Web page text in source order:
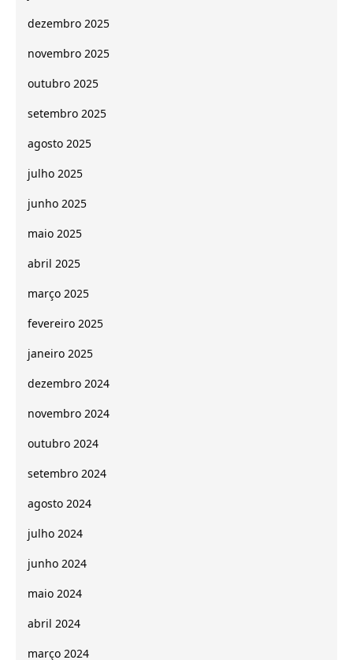
dezembro 2025
novembro 2025
outubro 2025
setembro 2025
agosto 2025
julho 2025
junho 2025
maio 2025
abril 2025
março 2025
fevereiro 2025
janeiro 2025
dezembro 2024
novembro 2024
outubro 2024
setembro 2024
agosto 2024
julho 2024
junho 2024
maio 2024
abril 2024
março 2024